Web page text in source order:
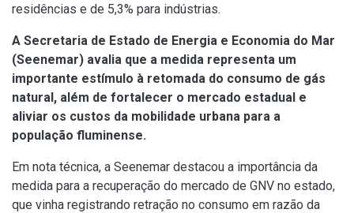
residências e de 5,3% para indústrias.
A Secretaria de Estado de Energia e Economia do Mar
(Seenemar) avalia que a medida representa um
importante estímulo à retomada do consumo de gás
natural, além de fortalecer o mercado estadual e
aliviar os custos da mobilidade urbana para a
população fluminense.
Em nota técnica, a Seenemar destacou a importância da
medida para a recuperação do mercado de GNV no estado,
que vinha registrando retração no consumo em razão da